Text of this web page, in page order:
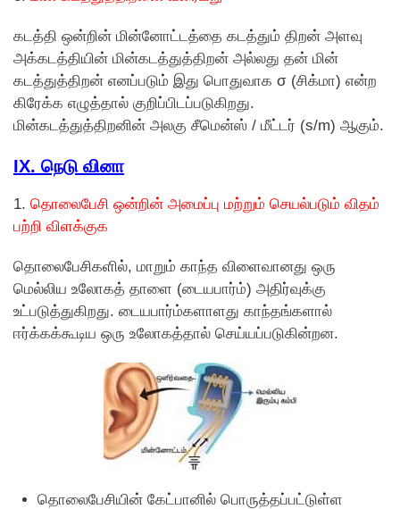
கடத்தி ஒன்றின் மின்னோட்டத்தை கடத்தும் திறன் அளவு
அக்கடத்தியின் மின்கடத்துத்திறன் அல்லது தன் மின்
கடத்துத்திறன் எனப்படும் இது பொதுவாக σ (சிக்மா) என்ற
கிரேக்க எழுத்தால் குறிப்பிடப்படுகிறது.
மின்கடத்துத்திறனின் அலகு சீமென்ஸ் / மீட்டர் (s/m) ஆகும்.
IX. நெடு வினா
1. தொலைபேசி ஒன்றின் அமைப்பு மற்றும் செயல்படும் விதம்
பற்றி விளக்குக
தொலைபேசிகளில், மாறும் காந்த விளைவானது ஒரு
மெல்லிய உலோகத் தாளை (டையபார்ம்) அதிர்வுக்கு
உட்படுத்துகிறது. டையபார்ம்களாளது காந்தங்களால்
ஈர்க்கக்கூடிய ஒரு உலோகத்தால் செய்யப்படுகின்றன.
தொலைபேசியின் கேட்பானில் பொருத்தப்பட்டுள்ள